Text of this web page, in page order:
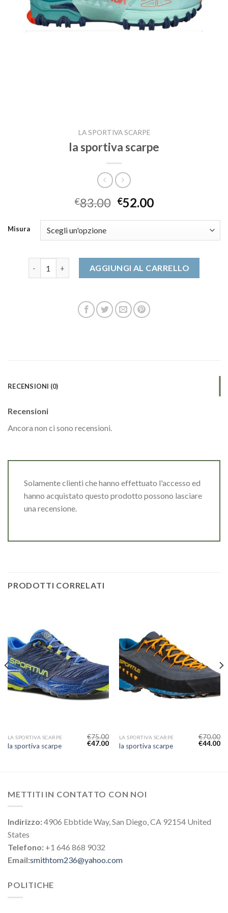
LA SPORTIVA SCARPE
la sportiva scarpe
€83.00 €52.00
Misura
AGGIUNGI AL CARRELLO
RECENSIONI (0)
Recensioni
Ancora non ci sono recensioni.
Solamente clienti che hanno effettuato l'accesso ed
hanno acquistato questo prodotto possono lasciare
una recensione.
PRODOTTI CORRELATI
LA SPORTIVA SCARPE
la sportiva scarpe
€75.00
€47.00
LA SPORTIVA SCARPE
la sportiva scarpe
€70.00
€44.00
METTITI IN CONTATTO CON NOI
Indirizzo:4906 Ebbtide Way, San Diego, CA 92154 United
States
Telefono: +1 646 868 9032
Email:smithtom236@yahoo.com
POLITICHE